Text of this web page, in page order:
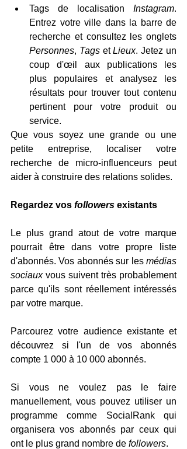
Tags de localisation Instagram.
Entrez votre ville dans la barre de
Personnes, Tags et Lieux. Jetez un
coup d'œil aux publications les
plus populaires et analysez les
résultats pour trouver tout contenu
pertinent pour votre produit ou
service.
Que vous soyez une grande ou une
petite entreprise, localiser votre
recherche de micro-influenceurs peut
aider à construire des relations solides.
Regardez vos followers existants
Le plus grand atout de votre marque
pourrait être dans votre propre liste
d'abonnés. Vos abonnés sur les médias
sociaux vous suivent très probablement
parce qu'ils sont réellement intéressés
par votre marque.
Parcourez votre audience existante et
découvrez si l'un de vos abonnés
compte 1 000 à 10 000 abonnés.
Si vous ne voulez pas le faire
manuellement, vous pouvez utiliser un
programme comme SocialRank qui
organisera vos abonnés par ceux qui
ont le plus grand nombre de followers.